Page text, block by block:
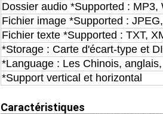
Dossier audio *Supported : MP3,
Fichier image *Supported :
Fichier texte *Supported : TXT,
*Storage : Carte d'écart-type et
*Language : Les Chinois,
*Support vertical et horizontal
Caractéristiques